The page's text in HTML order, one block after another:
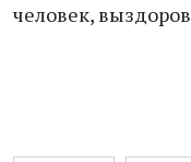
человек,